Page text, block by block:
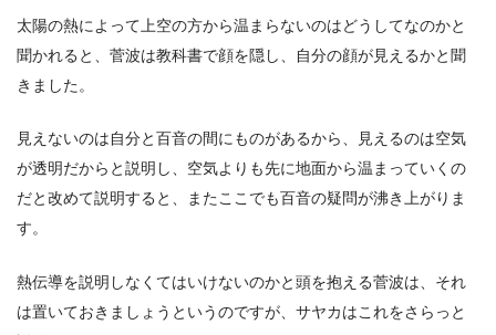
太陽の熱によって上空の方から温まらないのはどうしてなのかと
聞かれると、菅波は教科書で顔を隠し、自分の顔が見えるかと聞
きました。
見えないのは自分と百音の間にものがあるから、見えるのは空気
が透明だからと説明し、空気よりも先に地面から温まっていくの
だと改めて説明すると、またここでも百音の疑問が沸き上がりま
す。
熱伝導を説明しなくてはいけないのかと頭を抱える菅波は、それ
は置いておきましょうというのですが、サヤカはこれをさらっと